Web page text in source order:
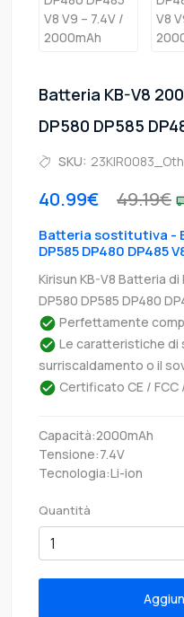
Batteria KB-V8
DP580 DP585
SKU: 23KIR0083_Oth
40.99€ 49.19€
Batteria sostitutiva -
DP585 DP480 DP485
Kirisun KB-V8 Batteria
DP580 DP585 DP480
Perfettamente
Le caratteristiche di
surriscaldamento o il
Certificato CE / FCC
Capacità:2000mAh
Tensione:7.4V
Tecnologia:Li-ion
Quantità